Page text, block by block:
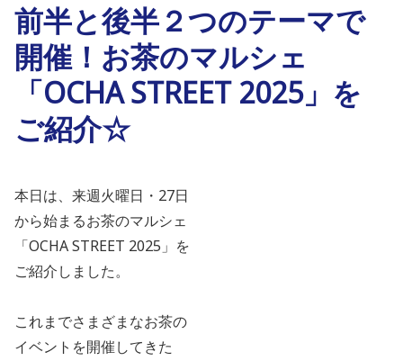
前半と後半２つのテーマで
開催！お茶のマルシェ
「OCHA STREET 2025」を
ご紹介☆
本日は、来週火曜日・27日
から始まるお茶のマルシェ
「OCHA STREET 2025」を
ご紹介しました。
これまでさまざまなお茶の
イベントを開催してきた